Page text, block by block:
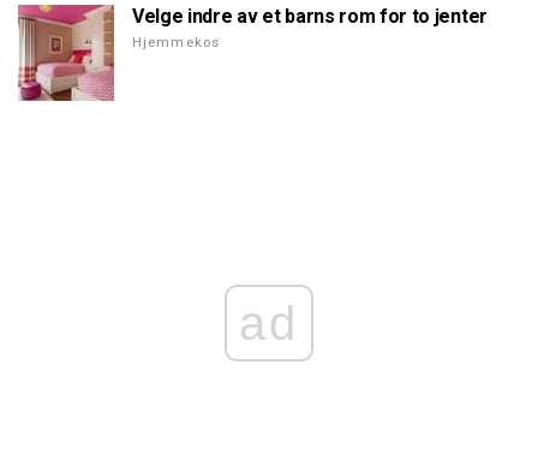
Velge indre av et barns rom for to jenter
Hjemmekos
ad